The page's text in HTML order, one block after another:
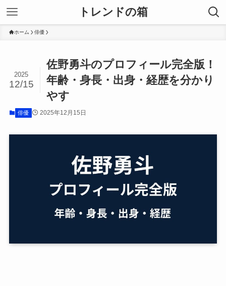
トレンドの箱
ホーム 俳優
佐野勇斗のプロフィール完全版！
年齢・身長・出身・経歴を分かり
やす
2025
12/15
俳優 2025年12月15日